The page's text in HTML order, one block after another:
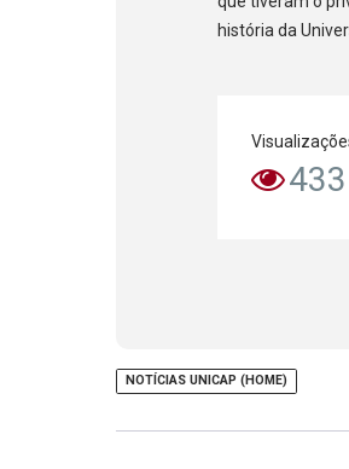
história da
433
NOTÍCIAS UNICAP (HOME)